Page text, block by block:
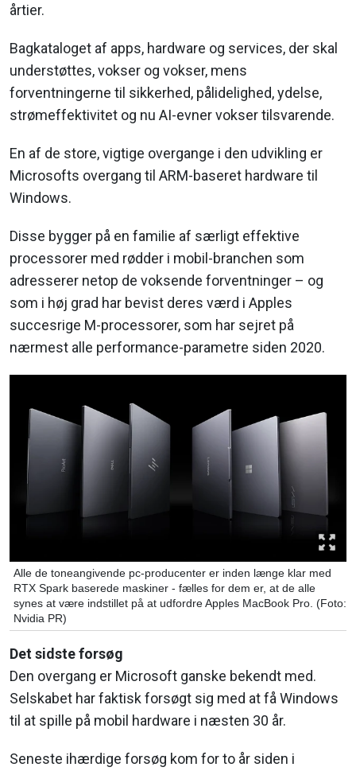
årtier.
Bagkataloget af apps, hardware og services, der skal
understøttes, vokser og vokser, mens
forventningerne til sikkerhed, pålidelighed, ydelse,
strømeffektivitet og nu AI-evner vokser tilsvarende.
En af de store, vigtige overgange i den udvikling er
Microsofts overgang til ARM-baseret hardware til
Windows.
Disse bygger på en familie af særligt effektive
processorer med rødder i mobil-branchen som
adresserer netop de voksende forventninger – og
som i høj grad har bevist deres værd i Apples
succesrige M-processorer, som har sejret på
nærmest alle performance-parametre siden 2020.
Alle de toneangivende pc-producenter er inden længe klar med
RTX Spark baserede maskiner - fælles for dem er, at de alle
synes at være indstillet på at udfordre Apples MacBook Pro. (Foto:
Nvidia PR)
Det sidste forsøg
Den overgang er Microsoft ganske bekendt med.
Selskabet har faktisk forsøgt sig med at få Windows
til at spille på mobil hardware i næsten 30 år.
Seneste ihærdige forsøg kom for to år siden i